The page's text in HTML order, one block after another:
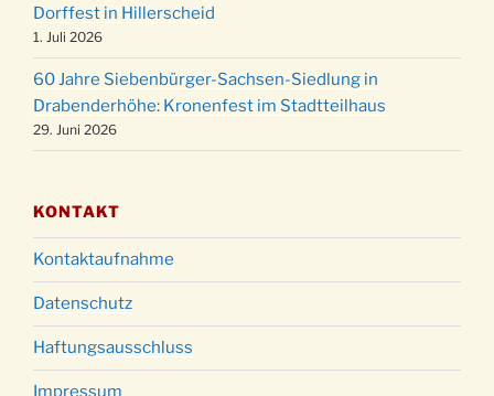
24.12.
Christmette mit der ev. Jugend in der Kirche
um 23:00 Uhr
31.12.
Gottesdienst zu Silvester in der Kirche um
18:00 Uhr
Dorffest in Hillerscheid
1. Juli 2026
60 Jahre Siebenbürger-Sachsen-Siedlung in
Drabenderhöhe: Kronenfest im Stadtteilhaus
29. Juni 2026
KONTAKT
Kontaktaufnahme
Datenschutz
Haftungsausschluss